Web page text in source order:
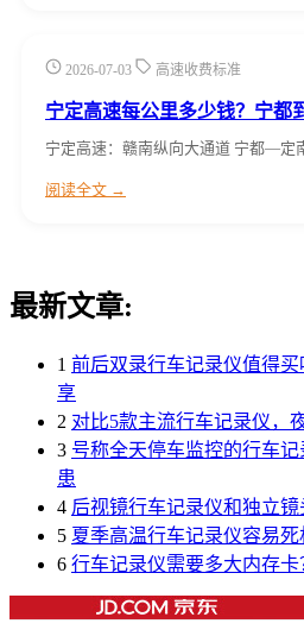
2026-07-03 高速收费标准
宁定高速每公里多少钱？宁都
宁定高速：赣南纵向大通道 宁都—定
阅读全文 →
最新文章:
1 前后双录行车记录仪值得
享
2 对比5款主流行车记录仪，
3 号称全天停车监控的行车
患
4 后视镜行车记录仪和独立
5 夏季高温行车记录仪容易
6 行车记录仪需要多大内存